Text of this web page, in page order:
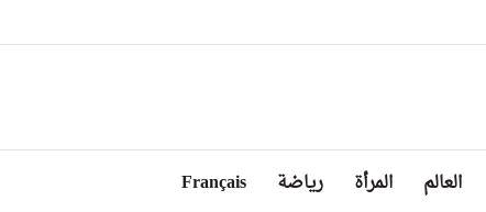
سعيد الحاج كعباش
العالم المرأة رياضة Français